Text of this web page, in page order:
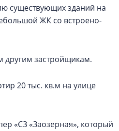
существующих зданий на
ЖК со встроено-
другим застройщикам.
20 тыс. кв.м на улице
«СЗ «Заозерная», который